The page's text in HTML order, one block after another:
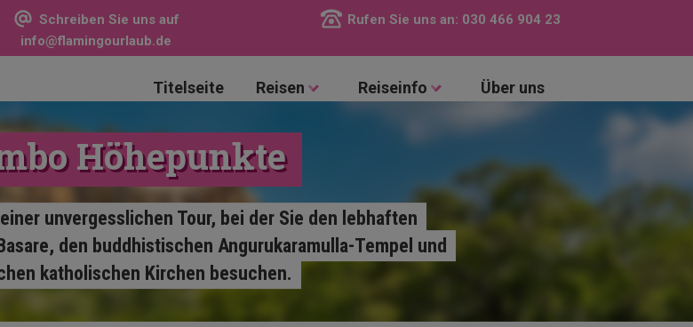
Schreiben Sie uns auf
info@flamingourlaub.de
Rufen Sie uns an: 030 466 904 23
Titelseite Reisen Reiseinfo Über uns
Höhepunkte
unvergesslichen Tour, bei der Sie den lebhaften
den buddhistischen Angurukaramulla-Tempel und
katholischen Kirchen besuchen.